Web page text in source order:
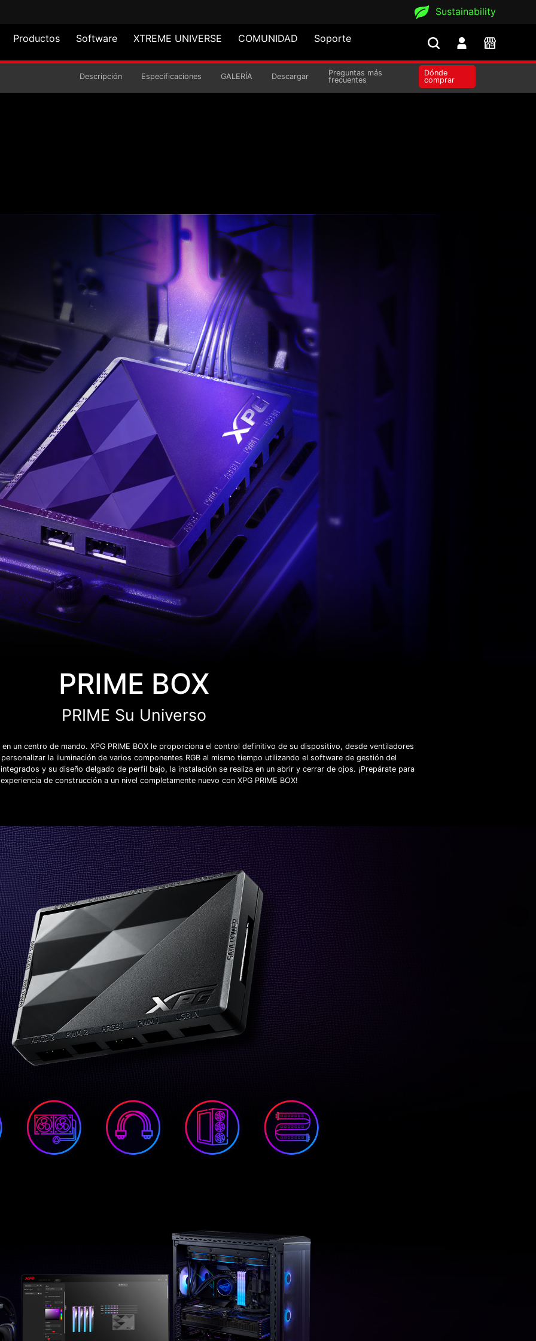
Sustainability
Productos Software XTREME UNIVERSE COMUNIDAD Soporte
CONTROLADOR PWM
Descripción Especificaciones GALERÍA Descargar
Preguntas más
frecuentes
Dónde
comprar
PRIME BOX
PRIME Su Universo
un centro de mando. XPG PRIME BOX le proporciona el control definitivo de su dispositivo, desde ventiladores
la iluminación de varios componentes RGB al mismo tiempo utilizando el software de gestión del
integrados y su diseño delgado de perfil bajo, la instalación se realiza en un abrir y cerrar de ojos. ¡Prepárate para
de construcción a un nivel completamente nuevo con XPG PRIME BOX!